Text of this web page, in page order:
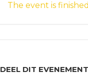
The event is
DEEL DIT EVENEMENT